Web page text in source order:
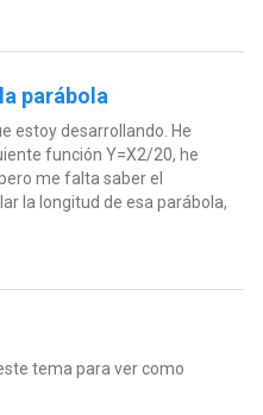
parábola
estoy desarrollando. He
función Y=X2/20, he
me falta saber el
la longitud de esa parábola,
tema para ver como